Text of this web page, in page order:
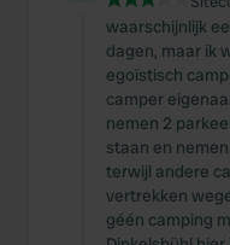
waarschijnlijk
dagen, maar ik
egoïstisch
camper
nemen 2
staan en
terwijl andere
vertrekken
géén camping